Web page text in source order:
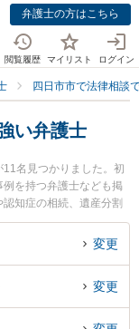
弁護士の方はこちら
閲覧履歴 マイリスト ログイン
四日市市で法律相談
い弁護士
名見つかりました。初
を持つ弁護士なども掲
知症の相続、遺産分割
ベリーベスト法律事務
杉岡 弘章弁護士、四日
の選任のトラブル解決
料で遺言執行者の選任
』などでお困りの相談
変更
変更